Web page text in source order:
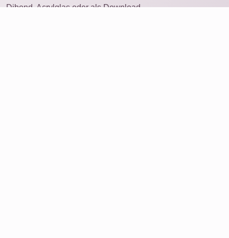
Dibond, Acrylglas oder als Download.